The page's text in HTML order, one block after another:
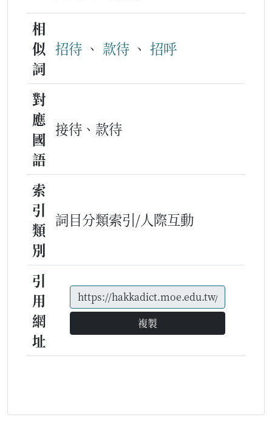
相
似
詞
招待 、 款待 、 招呼
對
應
國
語
接待、款待
索
引
類
別
詞目分類索引/人際互動
引
用
網
址
複製